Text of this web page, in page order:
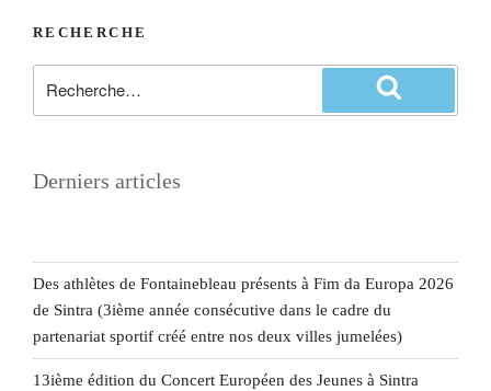
RECHERCHE
Derniers articles
Des athlètes de Fontainebleau présents à Fim da Europa 2026
de Sintra (3ième année consécutive dans le cadre du
partenariat sportif créé entre nos deux villes jumelées)
13ième édition du Concert Européen des Jeunes à Sintra